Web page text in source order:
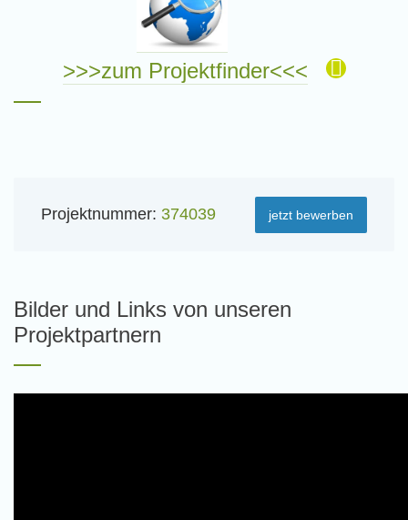
>>>zum Projektfinder<<<
Projektnummer: 374039 jetzt bewerben
Bilder und Links von unseren
Projektpartnern